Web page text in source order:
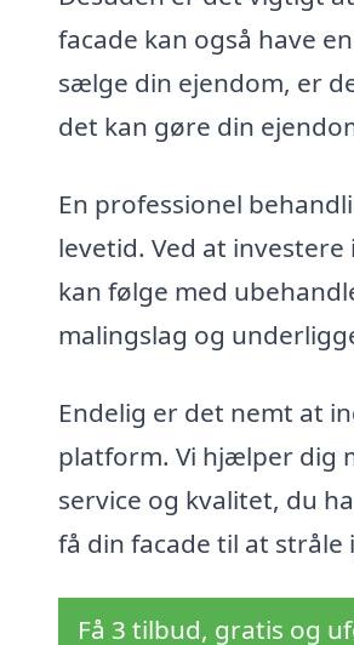
facade kan også have
sælge din ejendom, er
det kan gøre din
En professionel
levetid. Ved at
kan følge med
malingslag og
Endelig er det nemt at
platform. Vi hjælper dig
service og kvalitet, du
få din facade til at stråle
Få 3 tilbud, gratis og